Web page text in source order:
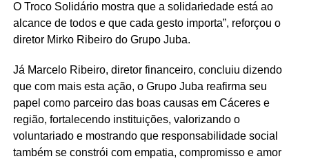
O Troco Solidário mostra que a solidariedade está ao
alcance de todos e que cada gesto importa”, reforçou o
diretor Mirko Ribeiro do Grupo Juba.
Já Marcelo Ribeiro, diretor financeiro, concluiu dizendo
que com mais esta ação, o Grupo Juba reafirma seu
papel como parceiro das boas causas em Cáceres e
região, fortalecendo instituições, valorizando o
voluntariado e mostrando que responsabilidade social
também se constrói com empatia, compromisso e amor